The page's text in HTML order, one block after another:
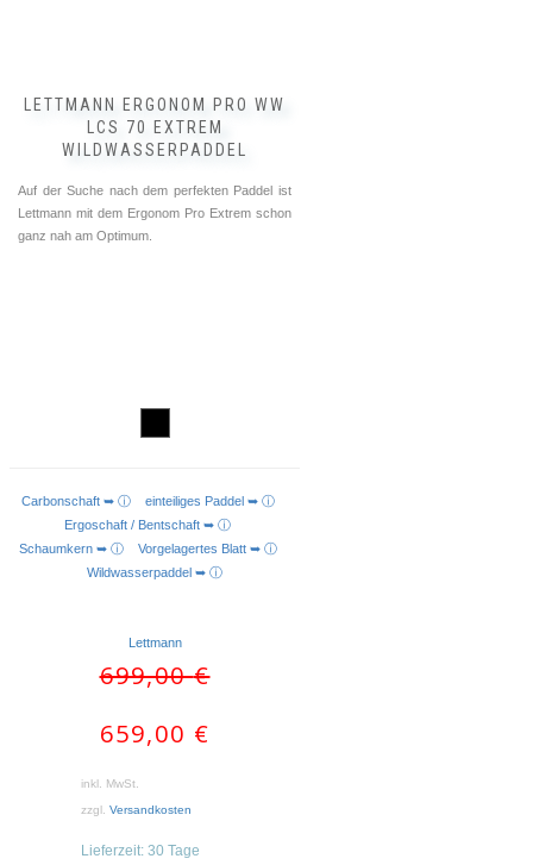
LETTMANN ERGONOM PRO WW
LCS 70 EXTREM
WILDWASSERPADDEL
Auf der Suche nach dem perfekten Paddel ist
Lettmann mit dem Ergonom Pro Extrem schon
ganz nah am Optimum.
AUSFÜHRUNG WÄHLEN
Carbonschaft ➥ ⓘ einteiliges Paddel ➥ ⓘ
Ergoschaft / Bentschaft ➥ ⓘ
Schaumkern ➥ ⓘ Vorgelagertes Blatt ➥ ⓘ
Wildwasserpaddel ➥ ⓘ
Lettmann
699,00€
659,00 €
inkl. MwSt.
zzgl. Versandkosten
Lieferzeit: 30 Tage